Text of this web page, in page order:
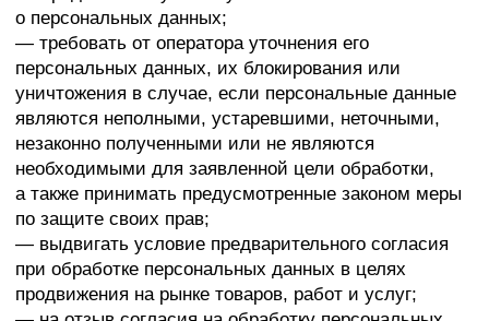
оформление заявок и обратной связи, улучшение
качества сервиса и взаимодействия с
пользователями.
Персональные данные
номера телефонов
имя
Правовые основания
Уставные (учредительные) документы
оператором и субъектом персональных
данных Федеральный закон «О персональных
данных» от 27.07.2006 № 152-ФЗ
Виды обработки персональных данных
Сбор, запись, систематизация, накопление,
хранение, уничтожение и обезличивание